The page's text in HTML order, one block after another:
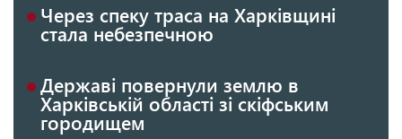
Через спеку траса на Харківщині
стала небезпечною
Державі повернули землю в
Харківській області зі скіфським
городищем